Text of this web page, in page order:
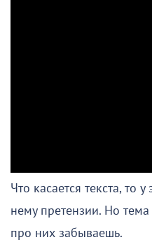
Что касается текста, то
нему претензии. Но тема
про них забываешь.